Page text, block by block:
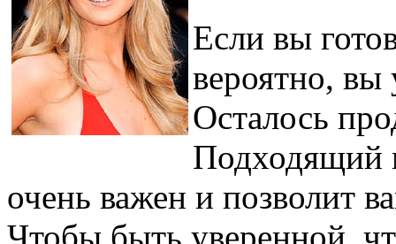
Если вы
вероятно, вы
Осталось
Подходящий
очень важен и позволит
Чтобы быть уверенной,